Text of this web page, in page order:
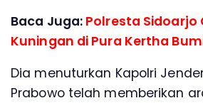
Baca Juga: Polresta Sidoarjo
Kuningan di Pura Kertha
Dia menuturkan Kapolri
Prabowo telah memberikan